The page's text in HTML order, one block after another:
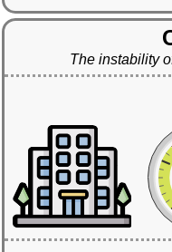
The instability